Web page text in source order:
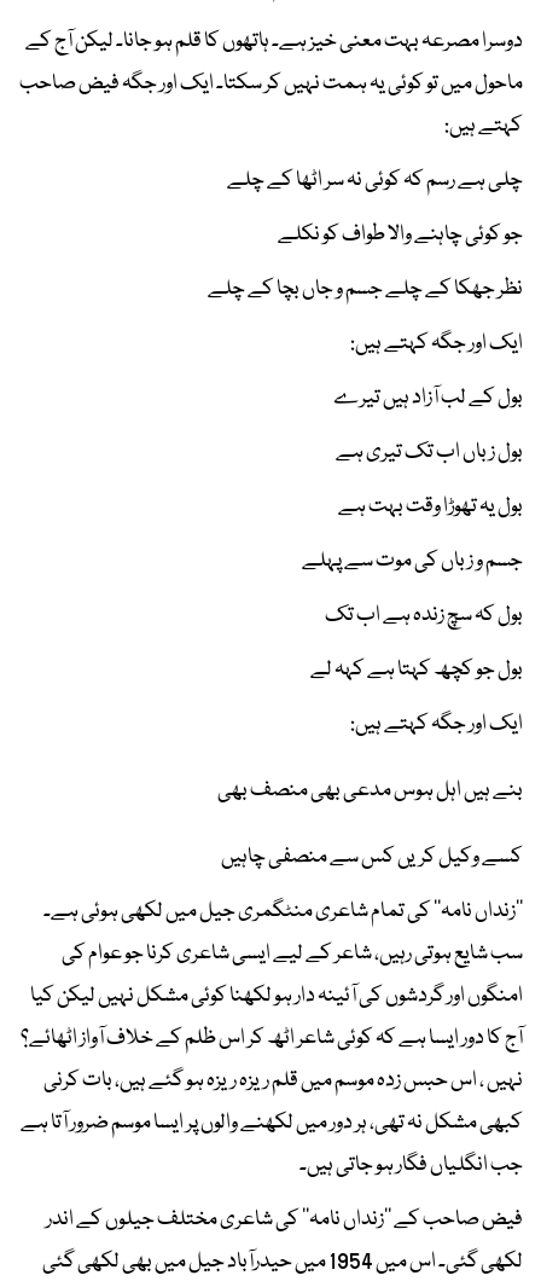
دوسرا مصرعہ بہت معنی خیز ہے۔ ہاتھوں کا قلم ہو جانا۔ لیکن آج کے
ماحول میں تو کوئی یہ ہمت نہیں کر سکتا۔ ایک اور جگہ فیض صاحب
کہتے ہیں:
چلی ہے رسم کہ کوئی نہ سر اٹھا کے چلے
جو کوئی چاہنے والا طواف کو نکلے
نظر جھکا کے چلے جسم و جاں بچا کے چلے
ایک اور جگہ کہتے ہیں:
بول کے لب آزاد ہیں تیرے
بول زباں اب تک تیری ہے
بول یہ تھوڑا وقت بہت ہے
جسم و زباں کی موت سے پہلے
بول کہ سچ زندہ ہے اب تک
بول جو کچھ کہتا ہے کہہ لے
ایک اور جگہ کہتے ہیں:
بنے ہیں اہل ہوس مدعی بھی منصف بھی
کسے وکیل کریں کس سے منصفی چاہیں
’’زنداں نامہ‘‘ کی تمام شاعری منٹگمری جیل میں لکھی ہوئی ہے۔
سب شایع ہوتی رہیں، شاعر کے لیے ایسی شاعری کرنا جو عوام کی
امنگوں اور گردشوں کی آئینہ دار ہو لکھنا کوئی مشکل نہیں لیکن کیا
آج کا دور ایسا ہے کہ کوئی شاعر اٹھ کر اس ظلم کے خلاف آواز اٹھائے؟
نہیں ، اس حبس زدہ موسم میں قلم ریزہ ریزہ ہو گئے ہیں، بات کرنی
کبھی مشکل نہ تھی، ہر دور میں لکھنے والوں پر ایسا موسم ضرور آتا ہے
جب انگلیاں فگار ہو جاتی ہیں۔
فیض صاحب کے ’’زنداں نامہ‘‘ کی شاعری مختلف جیلوں کے اندر
لکھی گئی۔ اس میں 1954 میں حیدرآباد جیل میں بھی لکھی گئی